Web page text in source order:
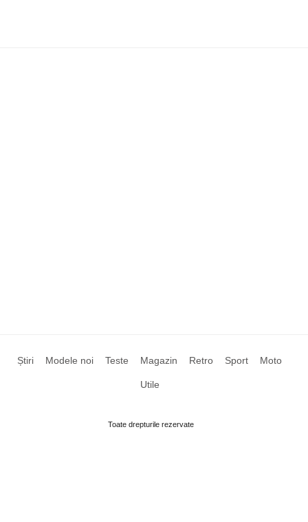
Știri Modele noi Teste Magazin Retro Sport Moto
Utile
Toate drepturile rezervate